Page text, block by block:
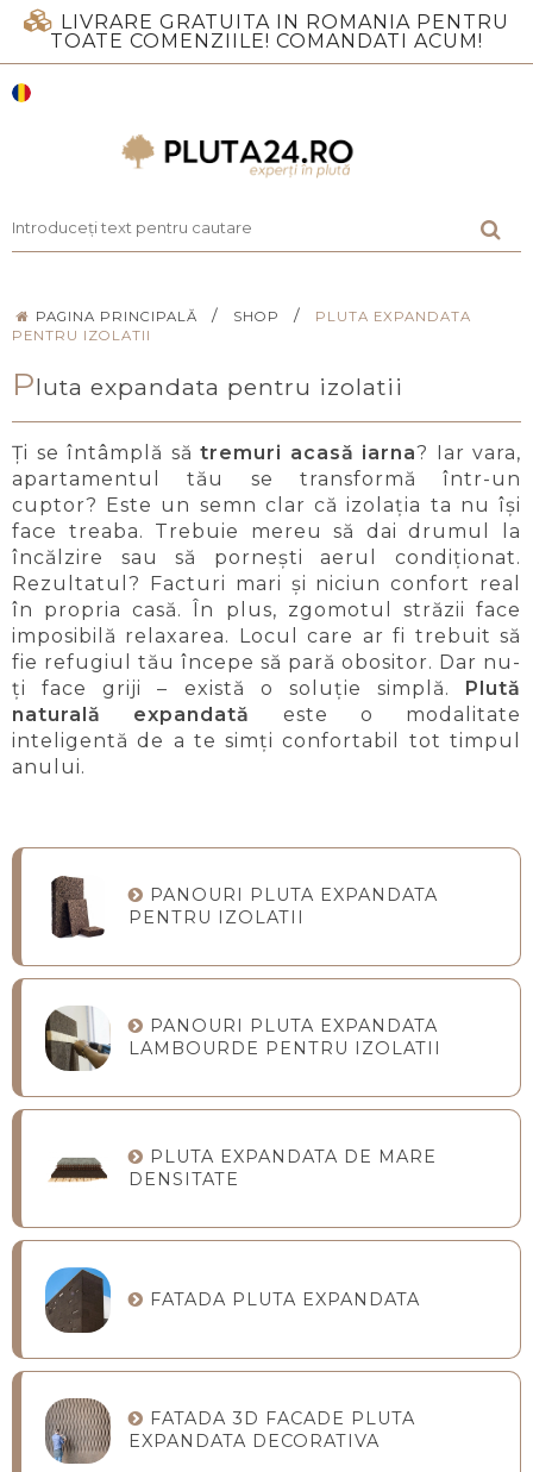
LIVRARE GRATUITA IN ROMANIA PENTRU
TOATE COMENZIILE! COMANDATI ACUM!
PAGINA PRINCIPALĂ / SHOP /
PLUTA EXPANDATA
PENTRU IZOLATII
Pluta expandata pentru izolatii
Ți se întâmplă să tremuri acasă iarna? Iar vara,
apartamentul tău se transformă într-un
cuptor? Este un semn clar că izolația ta nu își
face treaba. Trebuie mereu să dai drumul la
încălzire sau să pornești aerul condiționat.
Rezultatul? Facturi mari și niciun confort real
în propria casă. În plus, zgomotul străzii face
imposibilă relaxarea. Locul care ar fi trebuit să
fie refugiul tău începe să pară obositor. Dar nu-
ți face griji – există o soluție simplă.
Plută
naturală expandată
este o modalitate
inteligentă de a te simți confortabil tot timpul
anului.
PANOURI PLUTA EXPANDATA
PENTRU IZOLATII
PANOURI PLUTA EXPANDATA
LAMBOURDE PENTRU IZOLATII
PLUTA EXPANDATA DE MARE
DENSITATE
FATADA PLUTA EXPANDATA
FATADA 3D FACADE PLUTA
EXPANDATA DECORATIVA